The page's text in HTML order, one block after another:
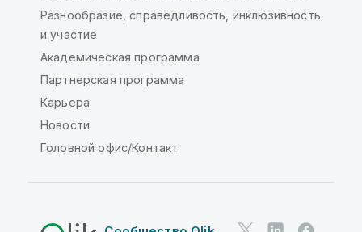
Разнообразие, справедливость, инклюзивность
и участие
Академическая программа
Партнерская программа
Карьера
Новости
Головной офис/Контакт